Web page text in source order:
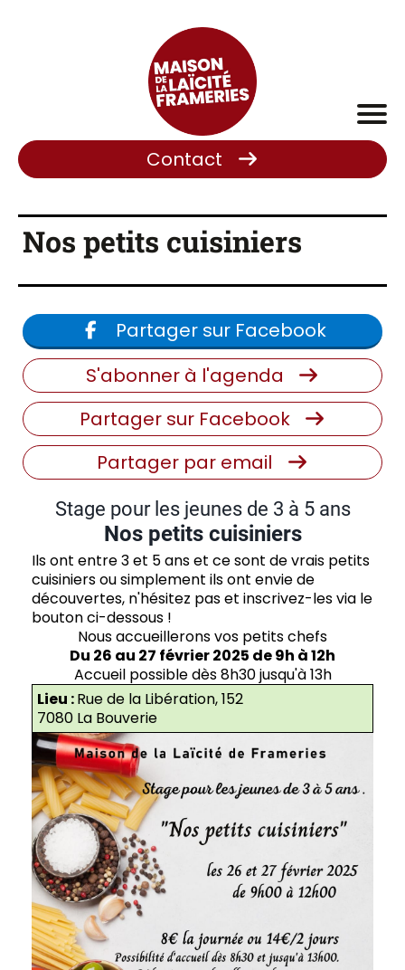
Contact
Nos petits cuisiniers
Partager sur Facebook
S'abonner à l'agenda
Partager sur Facebook
Partager par email
Stage pour les jeunes de 3 à 5 ans
Nos petits cuisiniers
Ils ont entre 3 et 5 ans et ce sont de vrais petits
cuisiniers ou simplement ils ont envie de
découvertes, n'hésitez pas et inscrivez-les via le
bouton ci-dessous !
Nous accueillerons vos petits chefs
Du 26 au 27 février 2025 de 9h à 12h
Accueil possible dès 8h30 jusqu'à 13h
Lieu :Rue de la Libération, 152
7080 La Bouverie